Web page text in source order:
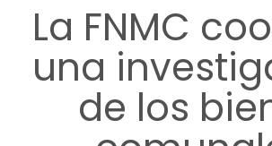
La FNMC
una
de los